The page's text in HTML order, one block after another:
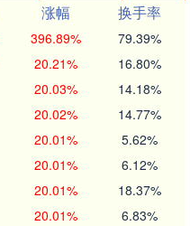
涨幅
换手率
396.89% 79.39%
20.21% 16.80%
20.03% 14.18%
20.02% 14.77%
20.01% 5.62%
20.01% 6.12%
20.01% 18.37%
20.01% 6.83%